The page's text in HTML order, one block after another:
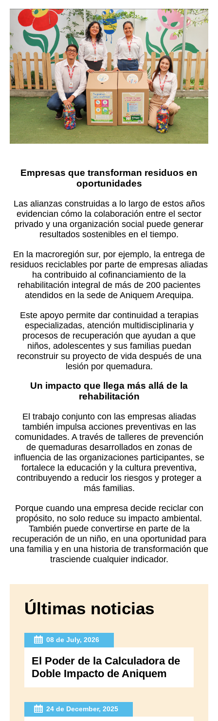
Empresas que transforman residuos en
oportunidades
Las alianzas construidas a lo largo de estos años
evidencian cómo la colaboración entre el sector
privado y una organización social puede generar
resultados sostenibles en el tiempo.
En la macroregión sur, por ejemplo, la entrega de
residuos reciclables por parte de empresas aliadas
ha contribuido al cofinanciamiento de la
rehabilitación integral de más de 200 pacientes
atendidos en la sede de Aniquem Arequipa.
Este apoyo permite dar continuidad a terapias
especializadas, atención multidisciplinaria y
procesos de recuperación que ayudan a que
niños, adolescentes y sus familias puedan
reconstruir su proyecto de vida después de una
lesión por quemadura.
Un impacto que llega más allá de la
rehabilitación
El trabajo conjunto con las empresas aliadas
también impulsa acciones preventivas en las
comunidades. A través de talleres de prevención
de quemaduras desarrollados en zonas de
influencia de las organizaciones participantes, se
fortalece la educación y la cultura preventiva,
contribuyendo a reducir los riesgos y proteger a
más familias.
Porque cuando una empresa decide reciclar con
propósito, no solo reduce su impacto ambiental.
También puede convertirse en parte de la
recuperación de un niño, en una oportunidad para
una familia y en una historia de transformación que
trasciende cualquier indicador.
Últimas noticias
08 de July, 2026
El Poder de la Calculadora de
Doble Impacto de Aniquem
24 de December, 2025